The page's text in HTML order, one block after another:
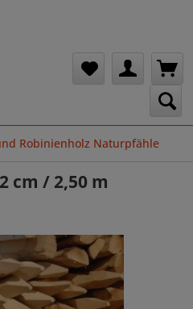
Robinienholz Naturpfähle
cm / 2,50 m